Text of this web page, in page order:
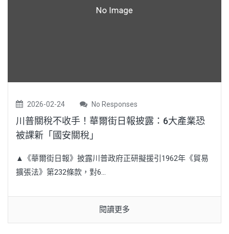
2026-02-24 No Responses
川普關稅不收手！華爾街日報披露：6大產業恐
被課新「國安關稅」
▲《華爾街日報》披露川普政府正研擬援引1962年《貿易
擴張法》第232條款，對6...
閱讀更多